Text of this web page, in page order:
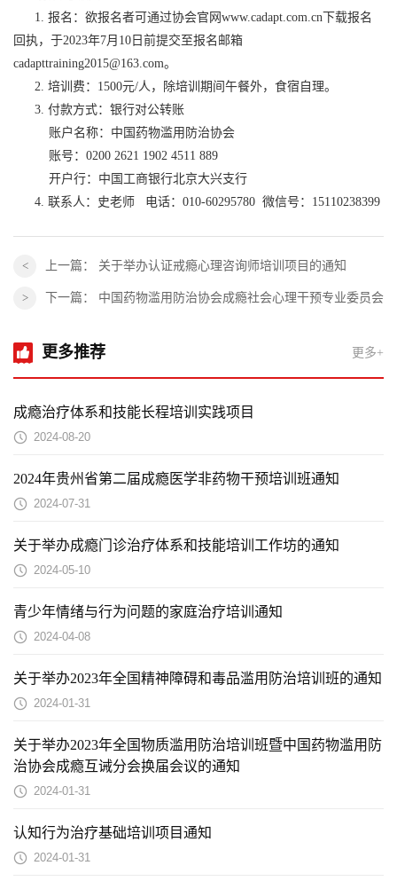
1. 报名：欲报名者可通过协会官网www.cadapt.com.cn下载报名
回执，于2023年7月10日前提交至报名邮箱
cadapttraining2015@163.com。
2. 培训费：1500元/人，除培训期间午餐外，食宿自理。
3. 付款方式：银行对公转账
账户名称：中国药物滥用防治协会
账号：0200 2621 1902 4511 889
开户行：中国工商银行北京大兴支行
4. 联系人：史老师 电话：010-60295780 微信号：15110238399
上一篇： 关于举办认证戒瘾心理咨询师培训项目的通知
下一篇： 中国药物滥用防治协会成瘾社会心理干预专业委员会
更多推荐 更多+
成瘾治疗体系和技能长程培训实践项目
2024-08-20
2024年贵州省第二届成瘾医学非药物干预培训班通知
2024-07-31
关于举办成瘾门诊治疗体系和技能培训工作坊的通知
2024-05-10
青少年情绪与行为问题的家庭治疗培训通知
2024-04-08
关于举办2023年全国精神障碍和毒品滥用防治培训班的通知
2024-01-31
关于举办2023年全国物质滥用防治培训班暨中国药物滥用防
治协会成瘾互诫分会换届会议的通知
2024-01-31
认知行为治疗基础培训项目通知
2024-01-31